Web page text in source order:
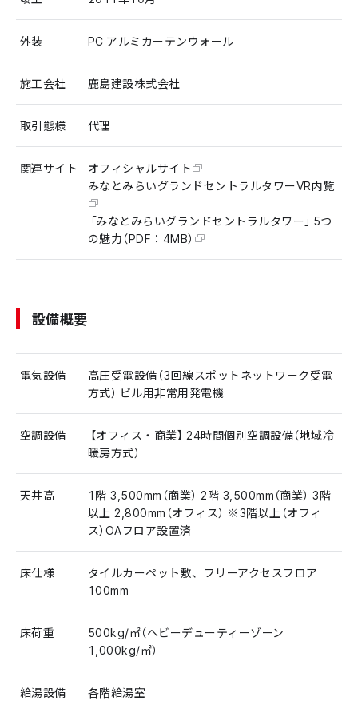
外装 PC アルミカーテンウォール
施工会社 鹿島建設株式会社
取引態様 代理
関連サイト
オフィシャルサイト
みなとみらいグランドセントラルタワーVR内覧
「みなとみらいグランドセントラルタワー」5つ
の魅力（PDF：4MB）
設備概要
電気設備
高圧受電設備（3回線スポットネットワーク受電
方式） ビル用非常用発電機
空調設備
【オフィス・商業】24時間個別空調設備（地域冷
暖房方式）
天井高
1階 3,500mm（商業） 2階 3,500mm（商業） 3階
以上 2,800mm（オフィス） ※3階以上（オフィ
ス）OAフロア設置済
床仕様
タイルカーペット敷、フリーアクセスフロア
100mm
床荷重
500kg/㎡（ヘビーデューティーゾーン
1,000kg/㎡）
給湯設備 各階給湯室